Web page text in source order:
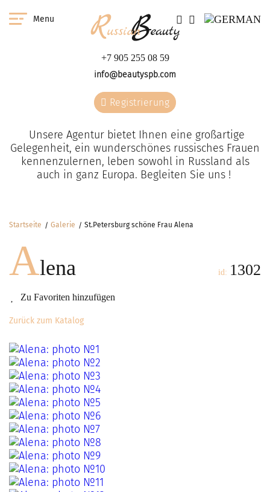
Menu
+7 905 255 08 59
info@beautyspb.com
Registrierung
Unsere Agentur bietet Ihnen eine großartige
Gelegenheit, ein wunderschönes russisches Frauen
kennenzulernen, leben sowohl in Russland als
auch in ganz Europa. Begleiten Sie uns !
Startseite Galerie St.Petersburg schöne Frau Alena
Alena
Zu Favoriten hinzufügen
id: 1302
Zurück zum Katalog